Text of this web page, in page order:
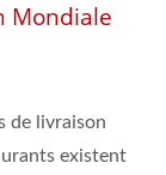
Mondiale
de livraison
existent